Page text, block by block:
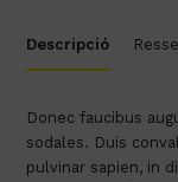
Descripció
Donec faucibus
sodales. Duis
pulvinar sapien, in